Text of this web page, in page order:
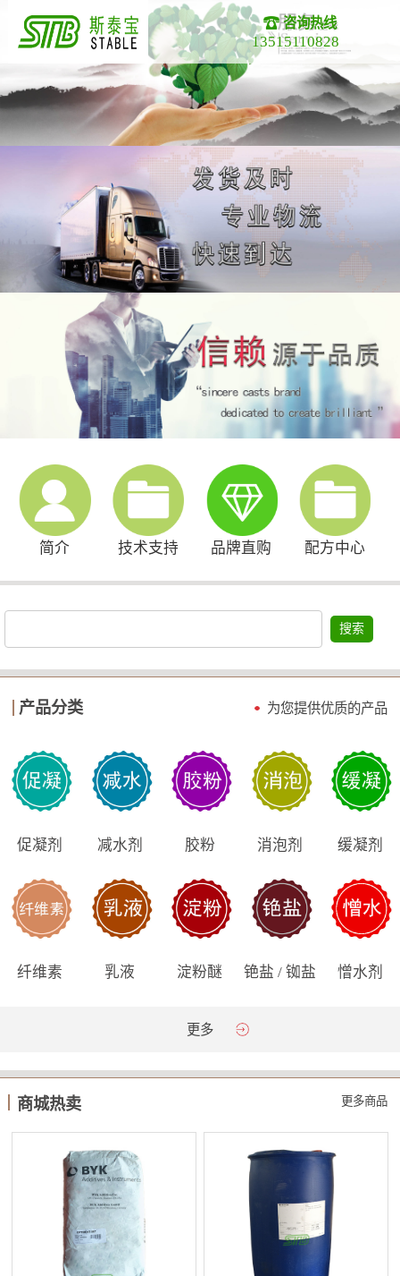
咨询热线
13515110828
简介 技术支持 品牌直购 配方中心
搜索
产品分类 为您提供优质的产品
促凝剂 减水剂 胶粉 消泡剂 缓凝剂
纤维素 乳液 淀粉醚 铯盐 / 铷盐 憎水剂
更多
商城热卖 更多商品